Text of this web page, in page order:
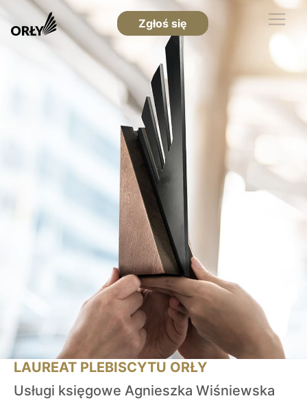
Zgłoś się
LAUREAT PLEBISCYTU ORŁY
Usługi księgowe Agnieszka Wiśniewska